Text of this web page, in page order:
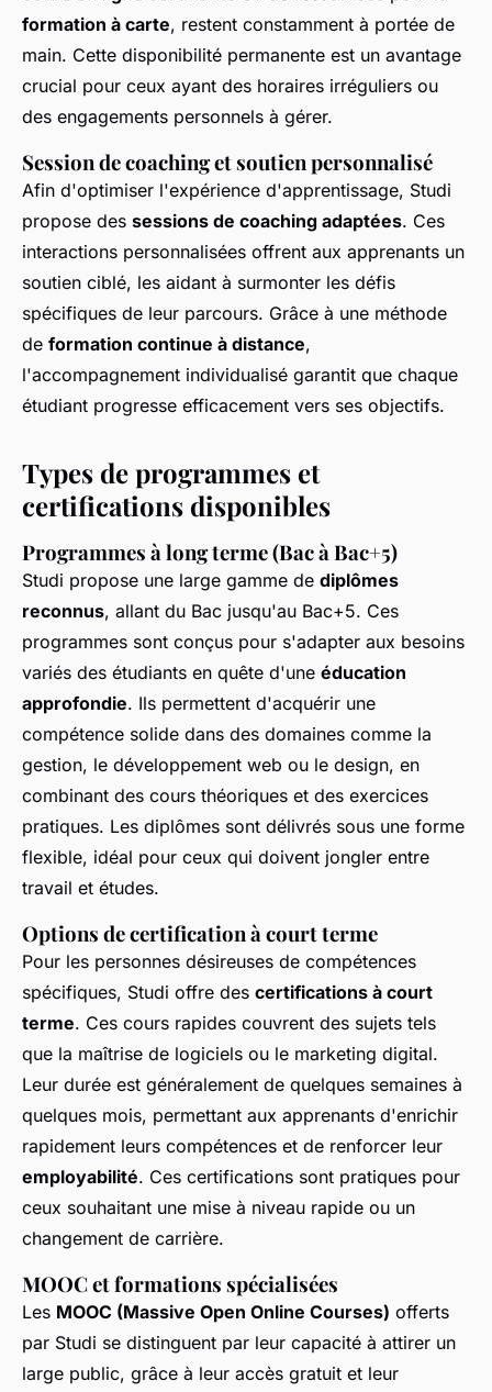
formation à carte, restent constamment à portée de
main. Cette disponibilité permanente est un avantage
crucial pour ceux ayant des horaires irréguliers ou
des engagements personnels à gérer.
Session de coaching et soutien personnalisé
Afin d'optimiser l'expérience d'apprentissage, Studi
propose des sessions de coaching adaptées. Ces
interactions personnalisées offrent aux apprenants un
soutien ciblé, les aidant à surmonter les défis
spécifiques de leur parcours. Grâce à une méthode
de formation continue à distance,
l'accompagnement individualisé garantit que chaque
étudiant progresse efficacement vers ses objectifs.
Types de programmes et
certifications disponibles
Programmes à long terme (Bac à Bac+5)
Studi propose une large gamme de diplômes
reconnus, allant du Bac jusqu'au Bac+5. Ces
programmes sont conçus pour s'adapter aux besoins
variés des étudiants en quête d'une éducation
approfondie. Ils permettent d'acquérir une
compétence solide dans des domaines comme la
gestion, le développement web ou le design, en
combinant des cours théoriques et des exercices
pratiques. Les diplômes sont délivrés sous une forme
flexible, idéal pour ceux qui doivent jongler entre
travail et études.
Options de certification à court terme
Pour les personnes désireuses de compétences
spécifiques, Studi offre des certifications à court
terme. Ces cours rapides couvrent des sujets tels
que la maîtrise de logiciels ou le marketing digital.
Leur durée est généralement de quelques semaines à
quelques mois, permettant aux apprenants d'enrichir
rapidement leurs compétences et de renforcer leur
employabilité. Ces certifications sont pratiques pour
ceux souhaitant une mise à niveau rapide ou un
changement de carrière.
MOOC et formations spécialisées
Les MOOC (Massive Open Online Courses) offerts
par Studi se distinguent par leur capacité à attirer un
large public, grâce à leur accès gratuit et leur